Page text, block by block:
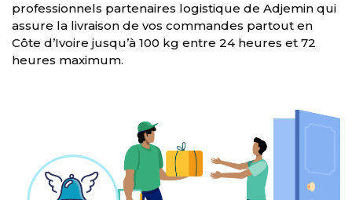
professionnels partenaires logistique de Adjemin qui
assure la livraison de vos commandes partout en
Côte d’Ivoire jusqu’à 100 kg entre 24 heures et 72
heures maximum.